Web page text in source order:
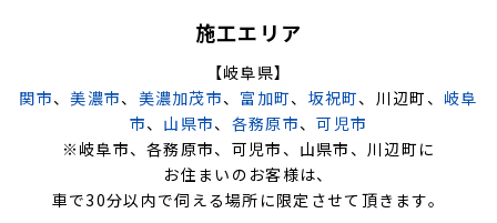
施工エリア
【岐阜県】
関市、美濃市、 美濃加茂市、 富加町、 坂祝町、川辺町、 岐阜
市、 山県市、 各務原市、可児市
※岐阜市、各務原市、可児市、山県市、川辺町に
お住まいのお客様は、
車で30分以内で伺える場所に限定させて頂きます。